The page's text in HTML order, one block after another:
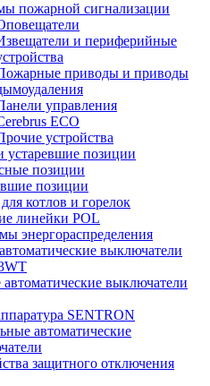
пожарной сигнализации
и периферийные
приводы и приводы
управления
ECO
устройства
устаревшие позиции
позиции
позиции
котлов и горелок
линейки POL
энергораспределения
выключатели
выключатели
SENTRON
автоматические
защитного отключения